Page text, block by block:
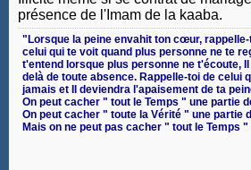
présence de l'Imam de la kaaba.
‎"Lorsque la peine envahit ton cœur,
celui qui te voit quand plus personne ne te
t'entend lorsque plus personne ne t'écoute,
delà de toute absence. Rappelle-toi de celui
jamais et Il deviendra l'apaisement de ta
On peut cacher " tout le Temps " une partie
On peut cacher " toute la Vérité " une partie
Mais on ne peut pas cacher " tout le Temps